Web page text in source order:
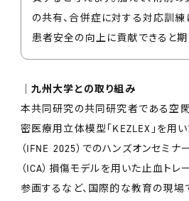
の共有、合併症に対する対応訓
患者安全の向上に貢献できると期
│九州大学との取り組み
本共同研究の共同研究者である空
密医療用立体模型「KEZLEX」を用
（IFNE 2025）でのハンズオンセミナ
（ICA）損傷モデルを用いた止血トレ
参画するなど、国際的な教育の現